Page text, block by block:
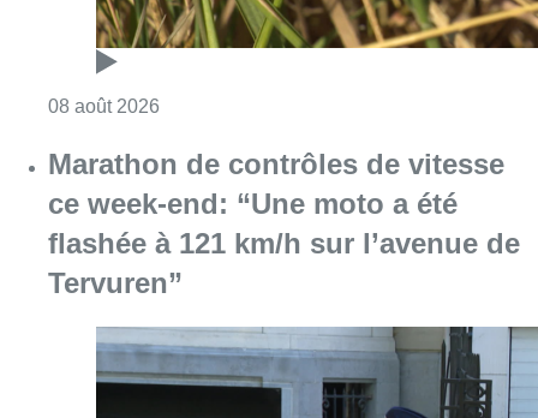
08 août 2026
Marathon de contrôles de vitesse
ce week-end: “Une moto a été
flashée à 121 km/h sur l’avenue de
Tervuren”